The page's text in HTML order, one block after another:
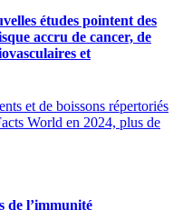
études pointent des
accru de cancer, de
et
et de boissons répertoriés
World en 2024, plus de
de l’immunité